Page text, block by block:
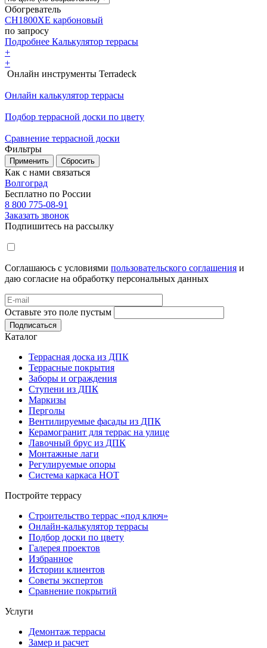
Обогреватель
CH1800XE карбоновый
по запросу
Подробнее Калькулятор террасы
+
+
Онлайн инструменты Terradeck
Онлайн калькулятор террасы
Подбор террасной доски по цвету
Сравнение террасной доски
Фильтры
Применить Сбросить
Как с нами связаться
Волгоград
Бесплатно по России
8 800 775-08-91
Заказать звонок
Подпишитесь на рассылку
Соглашаюсь с условиями пользовательского соглашения и
даю согласие на обработку персональных данных
Оставьте это поле пустым
Подписаться
Каталог
Террасная доска из ДПК
Террасные покрытия
Заборы и ограждения
Ступени из ДПК
Маркизы
Перголы
Вентилируемые фасады из ДПК
Керамогранит для террас на улице
Лавочный брус из ДПК
Монтажные лаги
Регулируемые опоры
Система каркаса НОТ
Постройте террасу
Строительство террас «под ключ»
Онлайн-калькулятор террасы
Подбор доски по цвету
Галерея проектов
Избранное
Истории клиентов
Советы экспертов
Сравнение покрытий
Услуги
Демонтаж террасы
Замер и расчет